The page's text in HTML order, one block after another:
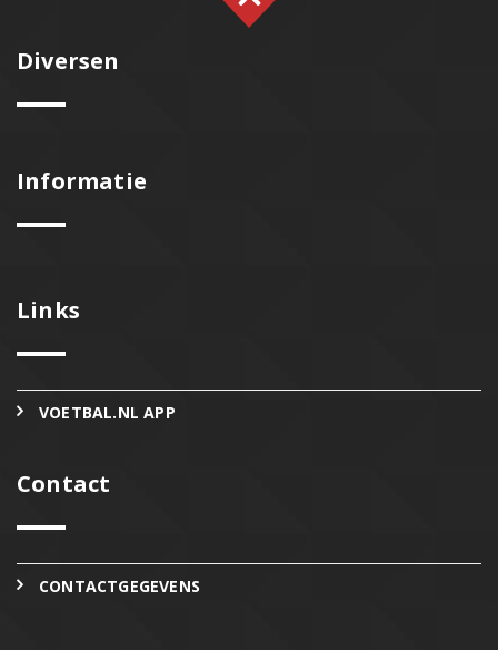
Diversen
Informatie
Links
VOETBAL.NL APP
Contact
CONTACTGEGEVENS